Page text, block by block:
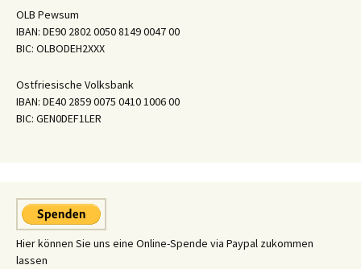
OLB Pewsum
IBAN: DE90 2802 0050 8149 0047 00
BIC: OLBODEH2XXX
Ostfriesische Volksbank
IBAN: DE40 2859 0075 0410 1006 00
BIC: GEN0DEF1LER
Hier können Sie uns eine Online-Spende via Paypal zukommen
lassen